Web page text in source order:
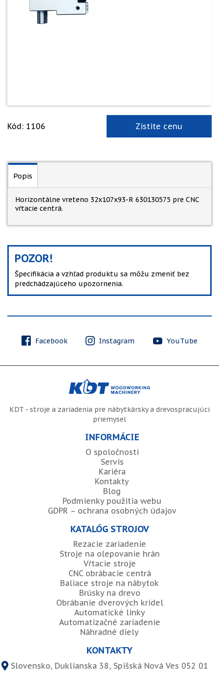
Kód: 1106 Zistite cenu
Popis
Horizontálne vreteno 32x107x93-R 630130575 pre CNC
vŕtacie centrá.
POZOR!
Špecifikácia a vzhľad produktu sa môžu zmeniť bez
predchádzajúceho upozornenia.
Facebook Instagram YouTube
KDT - stroje a zariadenia pre nábytkársky a drevospracujúci
priemysel
INFORMÁCIE
O spoločnosti
Servis
Kariéra
Kontakty
Blog
Podmienky použitia webu
GDPR – ochrana osobných údajov
KATALÓG STROJOV
Rezacie zariadenie
Stroje na olepovanie hrán
Vŕtacie stroje
CNC obrábacie centrá
Baliace stroje na nábytok
Brúsky na drevo
Obrábanie dverových krídel
Automatické linky
Automatizačné zariadenie
Náhradné diely
KONTAKTY
Slovensko, Duklianska 38, Spišská Nová Ves 052 01